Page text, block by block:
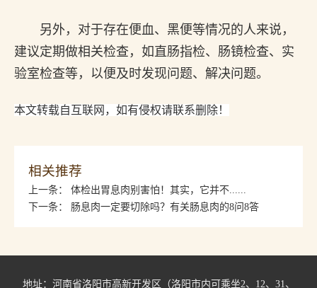
另外，对于存在便血、黑便等情况的人来说，
建议定期做相关检查，如直肠指检、肠镜检查、实
验室检查等，以便及时发现问题、解决问题。
本文转载自互联网，如有侵权请联系删除！
相关推荐
上一条： 体检出胃息肉别害怕！其实，它并不......
下一条： 肠息肉一定要切除吗？有关肠息肉的8问8答
地址：河南省洛阳市高新开发区（洛阳市内可乘坐2、12、31、